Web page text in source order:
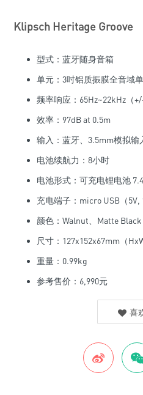
Klipsch Heritage Groove
型式：蓝牙随身音箱
单元：3吋铝质振膜全音域
频率响应：65Hz~22kHz（
效率：97dB at 0.5m
输入：蓝牙、3.5mm模拟输
电池续航力：8小时
电池形式：可充电锂电池
充电端子：micro USB（5V,
颜色：Walnut、Matte Black
尺寸：127x152x67mm（
重量：0.99kg
参考售价：6,990元
喜